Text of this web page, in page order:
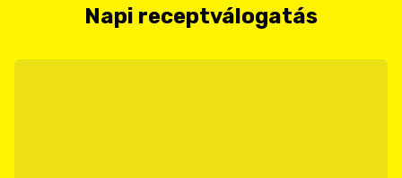
Napi receptválogatás